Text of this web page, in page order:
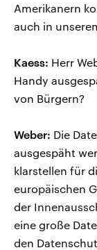
Amerikanern
auch in
Kaess: Herr
Handy
von Bürgern?
Weber: Die
ausgespäht
klarstellen für
europäischen
der
eine große
den